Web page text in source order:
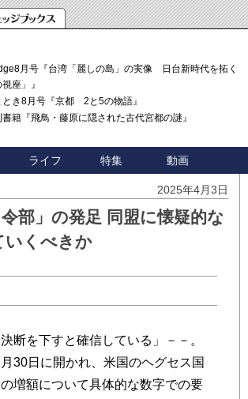
月号『台湾「麗しの島」の実像 日台新時代を拓く「3
座」』
とき8月号『京都 2と5の物語』
籍『飛鳥・藤原に隠された古代宮都の謎』
ライフ 特集 動画
2025年4月3日
部」の発足 同盟に懐疑的な
いくべきか
断を下すと確信している」－－。
30日に開かれ、米国のヘグセス国
増額について具体的な数字での要